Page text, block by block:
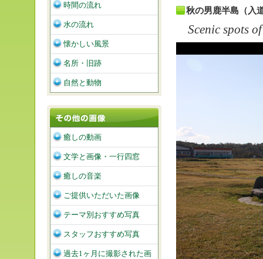
秋の男鹿半島（入
Scenic spots
時間の流れ
水の流れ
懐かしい風景
名所・旧跡
自然と動物
癒しの動画
文学と画像・一行四窓
癒しの音楽
ご提供いただいた画像
テーマ別おすすめ写真
スタッフおすすめ写真
過去1ヶ月に撮影された画